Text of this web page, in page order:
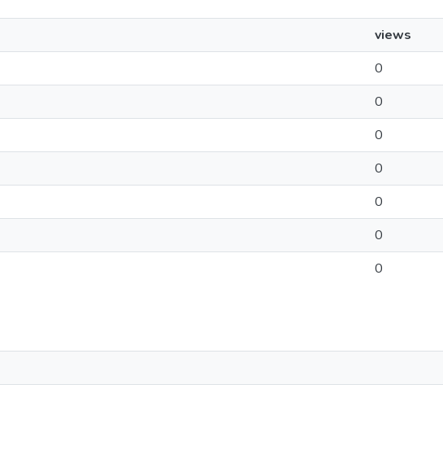
views
0
0
0
0
0
0
0